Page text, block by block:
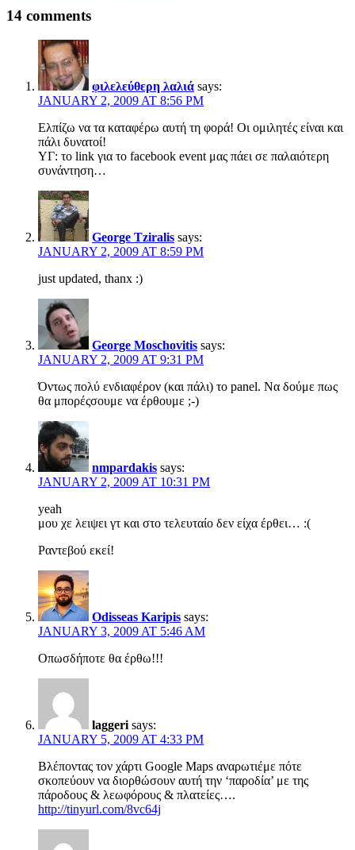
14 comments
φιλελεύθερη λαλιά says:
JANUARY 2, 2009 AT 8:56 PM
Ελπίζω να τα καταφέρω αυτή τη φορά! Οι ομιλητές είναι και
πάλι δυνατοί!
ΥΓ: το link για το facebook event μας πάει σε παλαιότερη
συνάντηση…
George Tziralis says:
JANUARY 2, 2009 AT 8:59 PM
just updated, thanx :)
George Moschovitis says:
JANUARY 2, 2009 AT 9:31 PM
Όντως πολύ ενδιαφέρον (και πάλι) το panel. Να δούμε πως
θα μπορέςσουμε να έρθουμε ;-)
nmpardakis says:
JANUARY 2, 2009 AT 10:31 PM
yeah
μου χε λειψει γτ και στο τελευταίο δεν είχα έρθει… :(
Ραντεβού εκεί!
Odisseas Karipis says:
JANUARY 3, 2009 AT 5:46 AM
Οπωσδήποτε θα έρθω!!!
laggeri says:
JANUARY 5, 2009 AT 4:33 PM
Βλέποντας τον χάρτι Google Maps αναρωτιέμε πότε
σκοπεύουν να διορθώσουν αυτή την ‘παροδία’ με της
πάροδους & λεωφόρους & πλατείες….
http://tinyurl.com/8vc64j